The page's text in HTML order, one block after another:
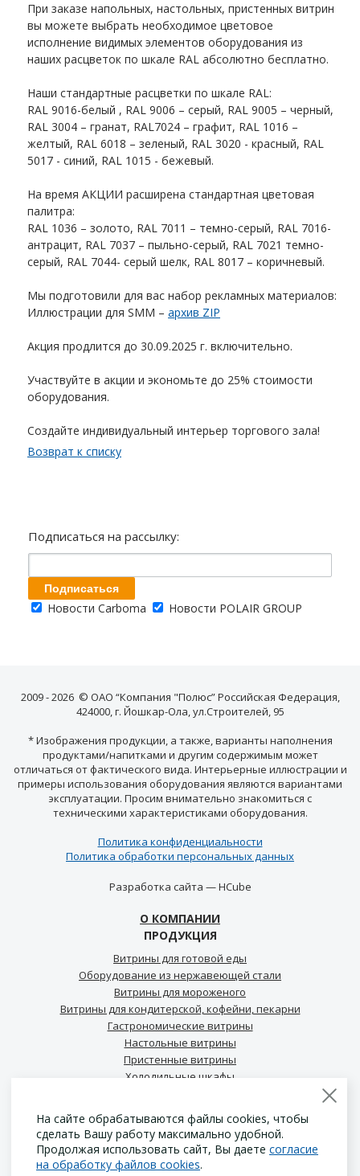
При заказе напольных, настольных, пристенных витрин
вы можете выбрать необходимое цветовое
исполнение видимых элементов оборудования из
наших расцветок по шкале RAL абсолютно бесплатно.
Наши стандартные расцветки по шкале RAL:
RAL 9016-белый , RAL 9006 – серый, RAL 9005 – черный,
RAL 3004 – гранат, RAL7024 – графит, RAL 1016 –
желтый, RAL 6018 – зеленый, RAL 3020 - красный, RAL
5017 - синий, RAL 1015 - бежевый.
На время АКЦИИ расширена стандартная цветовая
палитра:
RAL 1036 – золото, RAL 7011 – темно-серый, RAL 7016-
антрацит, RAL 7037 – пыльно-серый, RAL 7021 темно-
серый, RAL 7044- серый шелк, RAL 8017 – коричневый.
Мы подготовили для вас набор рекламных материалов:
Иллюстрации для SMM – архив ZIP
Акция продлится до 30.09.2025 г. включительно.
Участвуйте в акции и экономьте до 25% стоимости
оборудования.
Создайте индивидуальный интерьер торгового зала!
Возврат к списку
Подписаться на рассылку:
Новости Carboma Новости POLAIR GROUP
2009 - 2026 © ОАО “Компания "Полюс” Российская Федерация,
424000, г. Йошкар-Ола, ул.Строителей, 95
* Изображения продукции, а также, варианты наполнения
продуктами/напитками и другим содержимым может
отличаться от фактического вида. Интерьерные иллюстрации и
примеры использования оборудования являются вариантами
эксплуатации. Просим внимательно знакомиться с
техническими характеристиками оборудования.
Политика конфиденциальности
Политика обработки персональных данных
Разработка сайта —HCube
О КОМПАНИИ
ПРОДУКЦИЯ
Витрины для готовой еды
Оборудование из нержавеющей стали
Витрины для мороженого
Витрины для кондитерской, кофейни, пекарни
Гастрономические витрины
Настольные витрины
Пристенные витрины
Холодильные шкафы
НОВОСТИ
На сайте обрабатываются файлы cookies, чтобы
сделать Вашу работу максимально удобной.
Продолжая использовать сайт, Вы даете согласие
на обработку файлов cookies.